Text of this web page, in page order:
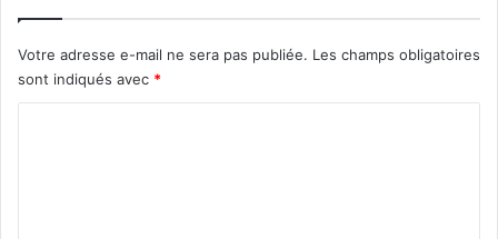
Votre adresse e-mail ne sera pas publiée. Les champs obligatoires
sont indiqués avec *